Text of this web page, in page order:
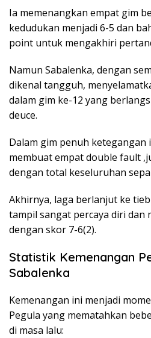
Ia memenangkan empat gim
kedudukan menjadi 6-5 dan
point untuk mengakhiri
Namun Sabalenka, dengan
dikenal tangguh,
dalam gim ke-12 yang
deuce.
Dalam gim penuh ketegangan
membuat empat double fault
dengan total keseluruhan
Akhirnya, laga berlanjut ke
tampil sangat percaya diri
dengan skor 7-6(2).
Statistik Kemenangan
Sabalenka
Kemenangan ini menjadi
Pegula yang mematahkan
di masa lalu: